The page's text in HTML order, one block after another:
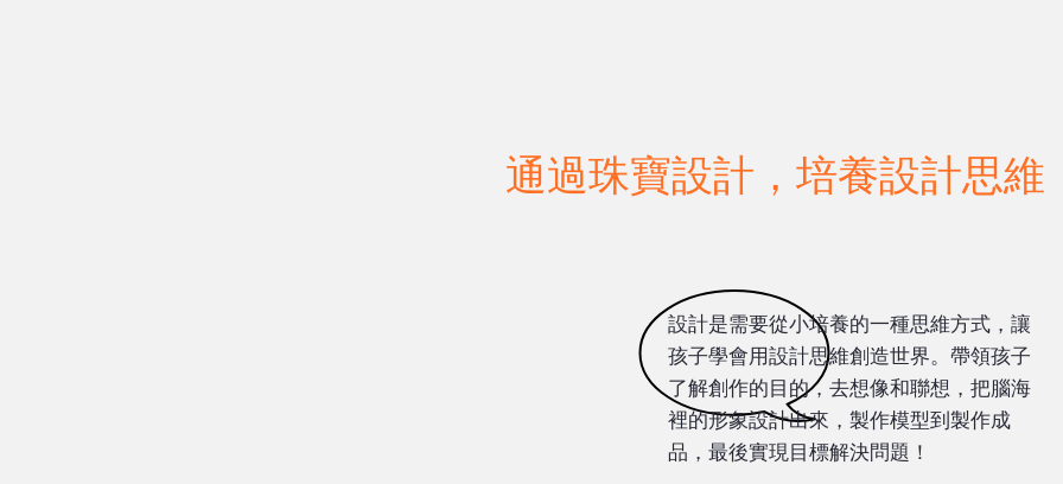
通過珠寶設計，培養設計思維
設計是需要從小培養的一種思維方式，讓
孩子學會用設計思維創造世界。帶領孩子
了解創作的目的，去想像和聯想，把腦海
裡的形象設計出來，製作模型到製作成
品，最後實現目標解決問題！